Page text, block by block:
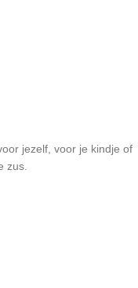
jezelf, voor je kindje of
zus.